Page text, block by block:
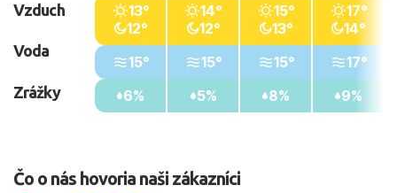
Vzduch
Voda
Zrážky
13°
12°
15°
6%
14°
12°
15°
5%
15°
13°
15°
8%
17°
14°
17°
9%
Čo o nás hovoria naši zákazníci